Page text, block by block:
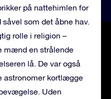
på nattehimlen for
som det åbne hav.
rolle i religion –
mænd en strålende
lå. De var også
astronomer kortlægge
Uden